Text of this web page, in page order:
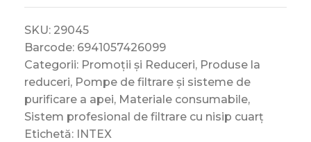
SKU: 29045
Barcode: 6941057426099
Categorii: Promoții și Reduceri, Produse la
reduceri, Pompe de filtrare și sisteme de
purificare a apei, Materiale consumabile,
Sistem profesional de filtrare cu nisip cuarț
Etichetă:
INTEX